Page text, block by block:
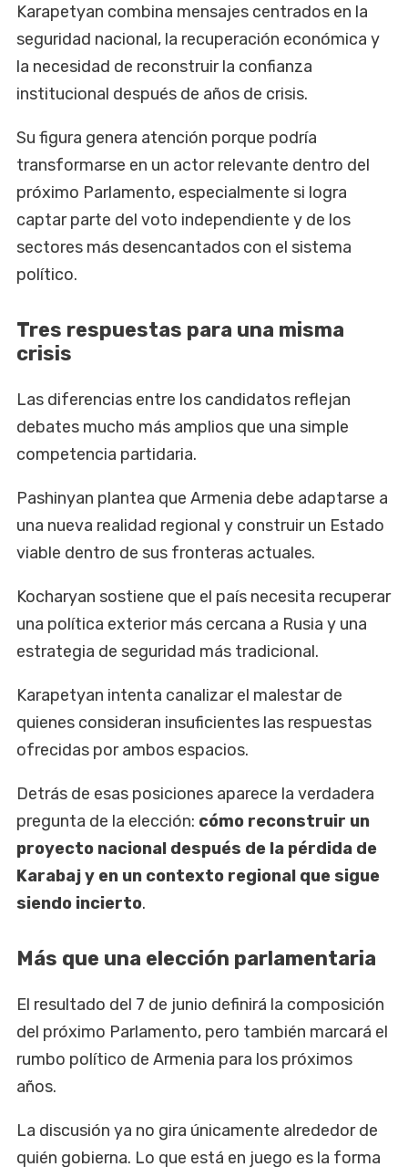
Karapetyan combina mensajes centrados en la
seguridad nacional, la recuperación económica y
la necesidad de reconstruir la confianza
institucional después de años de crisis.
Su figura genera atención porque podría
transformarse en un actor relevante dentro del
próximo Parlamento, especialmente si logra
captar parte del voto independiente y de los
sectores más desencantados con el sistema
político.
Tres respuestas para una misma
crisis
Las diferencias entre los candidatos reflejan
debates mucho más amplios que una simple
competencia partidaria.
Pashinyan plantea que Armenia debe adaptarse a
una nueva realidad regional y construir un Estado
viable dentro de sus fronteras actuales.
Kocharyan sostiene que el país necesita recuperar
una política exterior más cercana a Rusia y una
estrategia de seguridad más tradicional.
Karapetyan intenta canalizar el malestar de
quienes consideran insuficientes las respuestas
ofrecidas por ambos espacios.
Detrás de esas posiciones aparece la verdadera
pregunta de la elección: cómo reconstruir un
proyecto nacional después de la pérdida de
Karabaj y en un contexto regional que sigue
siendo incierto.
Más que una elección parlamentaria
El resultado del 7 de junio definirá la composición
del próximo Parlamento, pero también marcará el
rumbo político de Armenia para los próximos
años.
La discusión ya no gira únicamente alrededor de
quién gobierna. Lo que está en juego es la forma